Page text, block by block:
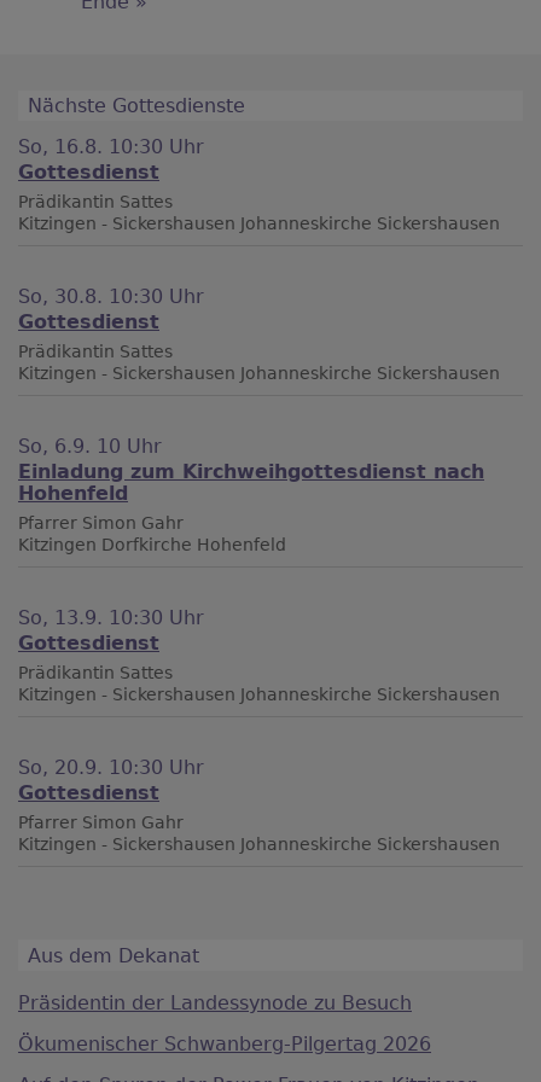
Nächste Gottesdienste
So, 16.8. 10:30 Uhr
Gottesdienst
Prädikantin Sattes
Kitzingen - Sickershausen Johanneskirche Sickershausen
So, 30.8. 10:30 Uhr
Gottesdienst
Prädikantin Sattes
Kitzingen - Sickershausen Johanneskirche Sickershausen
So, 6.9. 10 Uhr
Einladung zum Kirchweihgottesdienst nach
Hohenfeld
Pfarrer Simon Gahr
Kitzingen Dorfkirche Hohenfeld
So, 13.9. 10:30 Uhr
Gottesdienst
Prädikantin Sattes
Kitzingen - Sickershausen Johanneskirche Sickershausen
So, 20.9. 10:30 Uhr
Gottesdienst
Pfarrer Simon Gahr
Kitzingen - Sickershausen Johanneskirche Sickershausen
Aus dem Dekanat
Präsidentin der Landessynode zu Besuch
Ökumenischer Schwanberg-Pilgertag 2026